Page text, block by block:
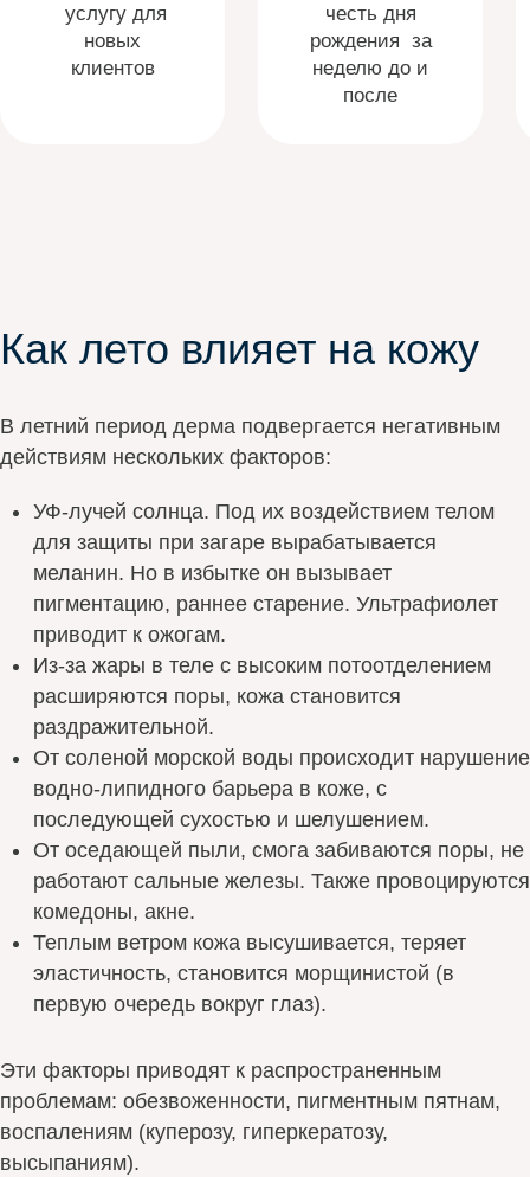
услугу для
новых
клиентов
честь дня
рождения за
неделю до и
после
Как лето влияет на кожу
В летний период дерма подвергается негативным
действиям нескольких факторов:
УФ-лучей солнца. Под их воздействием телом
для защиты при загаре вырабатывается
меланин. Но в избытке он вызывает
пигментацию, раннее старение. Ультрафиолет
приводит к ожогам.
Из-за жары в теле с высоким потоотделением
расширяются поры, кожа становится
раздражительной.
От соленой морской воды происходит нарушение
водно-липидного барьера в коже, с
последующей сухостью и шелушением.
От оседающей пыли, смога забиваются поры, не
работают сальные железы. Также провоцируются
комедоны, акне.
Теплым ветром кожа высушивается, теряет
эластичность, становится морщинистой (в
первую очередь вокруг глаз).
Эти факторы приводят к распространенным
проблемам: обезвоженности, пигментным пятнам,
воспалениям (куперозу, гиперкератозу,
высыпаниям).